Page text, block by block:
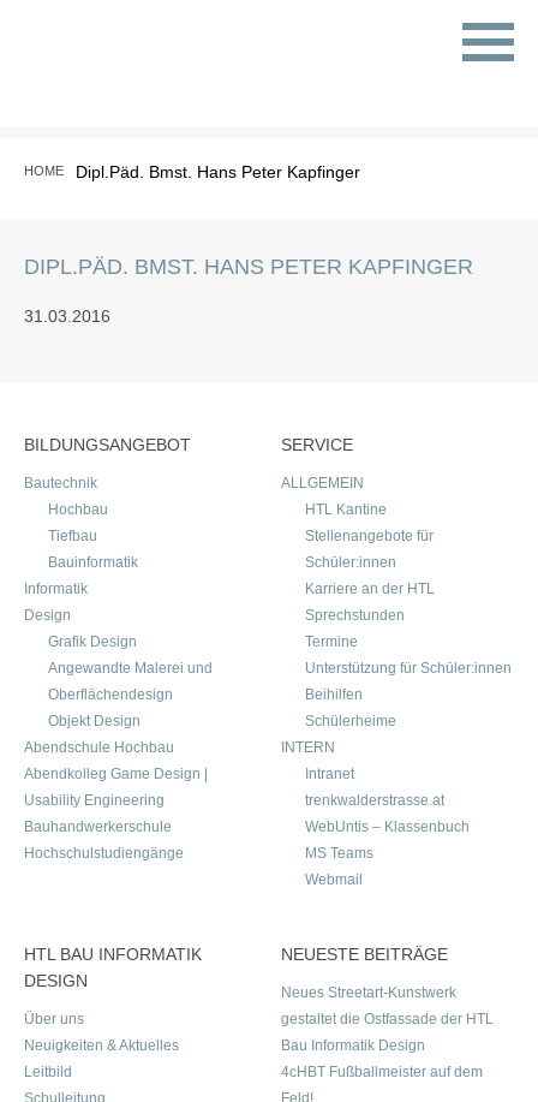
HOME Dipl.Päd. Bmst. Hans Peter Kapfinger
DIPL.PÄD. BMST. HANS PETER KAPFINGER
31.03.2016
BILDUNGSANGEBOT
Bautechnik
Hochbau
Tiefbau
Bauinformatik
Informatik
Design
Grafik Design
Angewandte Malerei und
Oberflächendesign
Objekt Design
Abendschule Hochbau
Abendkolleg Game Design |
Usability Engineering
Bauhandwerkerschule
Hochschulstudiengänge
SERVICE
ALLGEMEIN
HTL Kantine
Stellenangebote für
Schüler:innen
Karriere an der HTL
Sprechstunden
Termine
Unterstützung für Schüler:innen
Beihilfen
Schülerheime
INTERN
Intranet
trenkwalderstrasse.at
WebUntis – Klassenbuch
MS Teams
Webmail
HTL BAU INFORMATIK
DESIGN
Über uns
Neuigkeiten & Aktuelles
Leitbild
Schulleitung
NEUESTE BEITRÄGE
Neues Streetart-Kunstwerk
gestaltet die Ostfassade der HTL
Bau Informatik Design
4cHBT Fußballmeister auf dem
Feld!